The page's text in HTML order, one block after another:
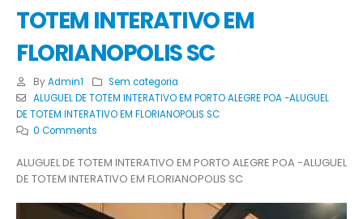
TOTEM INTERATIVO EM
FLORIANOPOLIS SC
By Admin1
Sem categoria
ALUGUEL DE TOTEM INTERATIVO EM PORTO ALEGRE POA -ALUGUEL
DE TOTEM INTERATIVO EM FLORIANOPOLIS SC
0 Comments
ALUGUEL DE TOTEM INTERATIVO EM PORTO ALEGRE POA -ALUGUEL
DE TOTEM INTERATIVO EM FLORIANOPOLIS SC